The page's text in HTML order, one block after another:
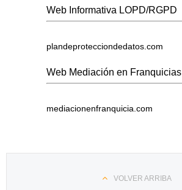
Web Informativa LOPD/RGPD
plandeprotecciondedatos.com
Web Mediación en Franquicias
mediacionenfranquicia.com
VOLVER ARRIBA